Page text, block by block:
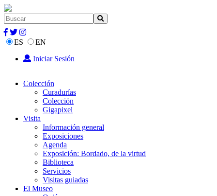
ES
EN
Iniciar Sesión
Colección
Curadurías
Colección
Gigapixel
Visita
Información general
Exposiciones
Agenda
Exposición: Bordado, de la virtud
Biblioteca
Servicios
Visitas guiadas
El Museo